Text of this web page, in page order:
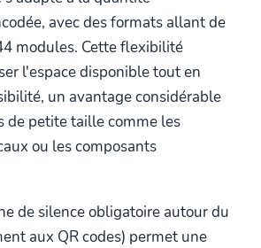
avec des formats allant de
modules. Cette flexibilité
l'espace disponible tout en
un avantage considérable
de petite taille comme les
ou les composants
de silence obligatoire autour du
aux QR codes) permet une